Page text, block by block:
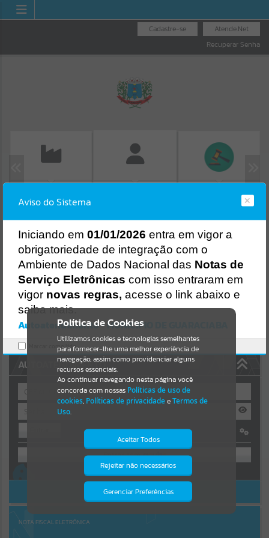
Atende.Net
Cadastre-se
Recuperar Senha
ISS/ALVARÁ
Resultados para""
Portais
Por favor, aguarde...
NOTÍCIAS
Por favor, aguarde...
Por favor, aguarde...
AUTOATENDIMENTO
OU
Cadastre-se|Recuperar Senha
ACESSAR SEM LOGIN
NOTA FISCAL ELETRÔNICA
Política de Cookies
Utilizamos cookies e tecnologias semelhantes
para fornecer-lhe uma melhor experiência de
navegação, assim como providenciar alguns
recursos essenciais.
Ao continuar navegando nesta página você
concorda com nossas Políticas de uso de
cookies, Políticas de privacidadeeTermos de
Uso.
Aceitar Todos
Rejeitar não necessários
Gerenciar Preferências
Isto significa que diversos recursos
providenciados poderão não estar
Aviso do Sistema
Iniciando em 01/01/2026 entra em vigor a
obrigatoriedade de integração com o
Ambiente de Dados Nacional das Notas de
Serviço Eletrônicas com isso entraram em
vigor novas regras, acesse o link abaixo e
saiba mais.
Autoatendimento - MUNICIPIO DE GUARACIABA
Marcar como lido.
Erro
Gerenciamento do Sistema
CÓDIGO DA MENSAGEM:
Ocorreu um erro de script:
Uncaught SyntaxError: Unexpected token '('
https://guaraciaba.atende.net/cidadao/pagina/static/bundle/wpo_in
dex_2_base_l2_portal_editores_sync_d9fb77cfd5741fafc9972edc7a6
41fea.js?v=83d4f602:47
Verificar Mais Detalhes